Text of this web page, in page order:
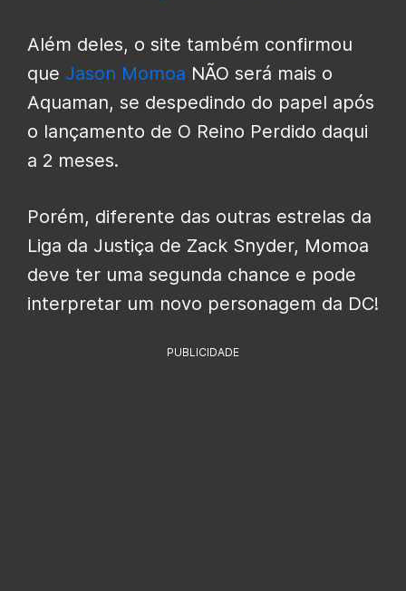
Além deles, o site também confirmou
que Jason Momoa NÃO será mais o
Aquaman, se despedindo do papel após
o lançamento de O Reino Perdido daqui
a 2 meses.
Porém, diferente das outras estrelas da
Liga da Justiça de Zack Snyder, Momoa
deve ter uma segunda chance e pode
interpretar um novo personagem da DC!
PUBLICIDADE